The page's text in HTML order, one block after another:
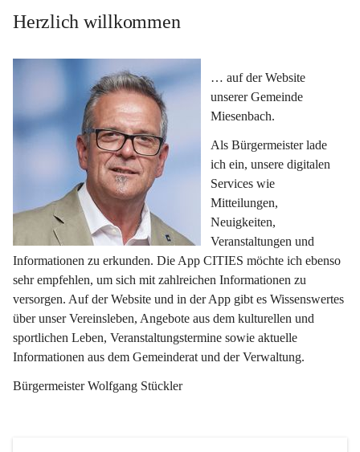
Herzlich willkommen
… auf der Website
unserer Gemeinde
Miesenbach.
Als Bürgermeister lade
ich ein, unsere digitalen
Services wie
Mitteilungen,
Neuigkeiten,
Veranstaltungen und
Informationen zu erkunden. Die App CITIES möchte ich ebenso
sehr empfehlen, um sich mit zahlreichen Informationen zu
versorgen. Auf der Website und in der App gibt es Wissenswertes
über unser Vereinsleben, Angebote aus dem kulturellen und
sportlichen Leben, Veranstaltungstermine sowie aktuelle
Informationen aus dem Gemeinderat und der Verwaltung.
Bürgermeister Wolfgang Stückler